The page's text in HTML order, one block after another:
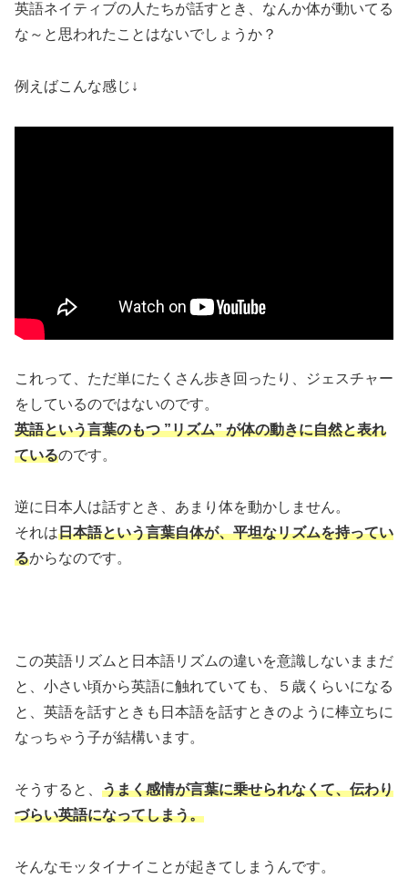
英語ネイティブの人たちが話すとき、なんか体が動いてる
な～と思われたことはないでしょうか？
例えばこんな感じ↓
これって、ただ単にたくさん歩き回ったり、ジェスチャー
をしているのではないのです。
英語という言葉のもつ ”リズム” が体の動きに自然と表れ
ているのです。
逆に日本人は話すとき、あまり体を動かしません。
それは日本語という言葉自体が、平坦なリズムを持ってい
るからなのです。
この英語リズムと日本語リズムの違いを意識しないままだ
と、小さい頃から英語に触れていても、５歳くらいになる
と、英語を話すときも日本語を話すときのように棒立ちに
なっちゃう子が結構います。
そうすると、 うまく感情が言葉に乗せられなくて、伝わり
づらい英語になってしまう。
そんなモッタイナイことが起きてしまうんです。